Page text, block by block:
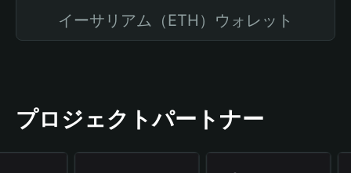
イーサリアム（ETH）ウォレット
プロジェクトパートナー